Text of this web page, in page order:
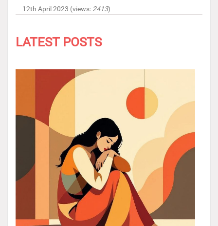
12th April 2023 (views: 2413)
LATEST POSTS